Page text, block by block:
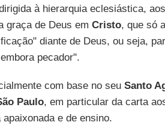
à hierarquia eclesiástica,
graça de Deus em Cristo, que só
diante de Deus, ou seja,
pecador".
com base no seu Santo
Paulo, em particular da carta
e de ensino.